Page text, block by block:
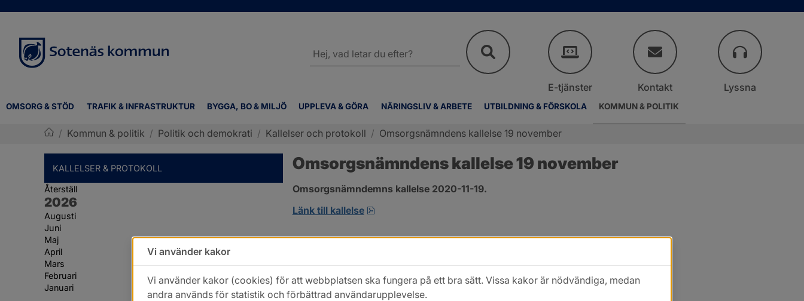
OMSORG & STÖD TRAFIK & INFRASTRUKTUR BYGGA, BO & MILJÖ UPPLEVA & GÖRA NÄRINGSLIV & ARBETE UTBILDNING & FÖRSKOLA KOMMUN & POLITIK
webbplatsen
E-tjänster Kontakt Lyssna
/ Kommun & politik / Politik och demokrati / Kallelser och protokoll / Omsorgsnämndens kallelse 19 november
KALLELSER & PROTOKOLL
Återställ
År:
2026
Augusti
Juni
Maj
April
Mars
Februari
Januari
Omsorgsnämndens kallelse 19 november
Omsorgsnämndemns kallelse 2020-11-19.
Länk till kallelse
pdf, öppnas i nytt fönster.
Vi använder kakor
Vi använder kakor (cookies) för att webbplatsen ska fungera på ett bra sätt. Vissa kakor är nödvändiga, medan
andra används för statistik och förbättrad användarupplevelse.